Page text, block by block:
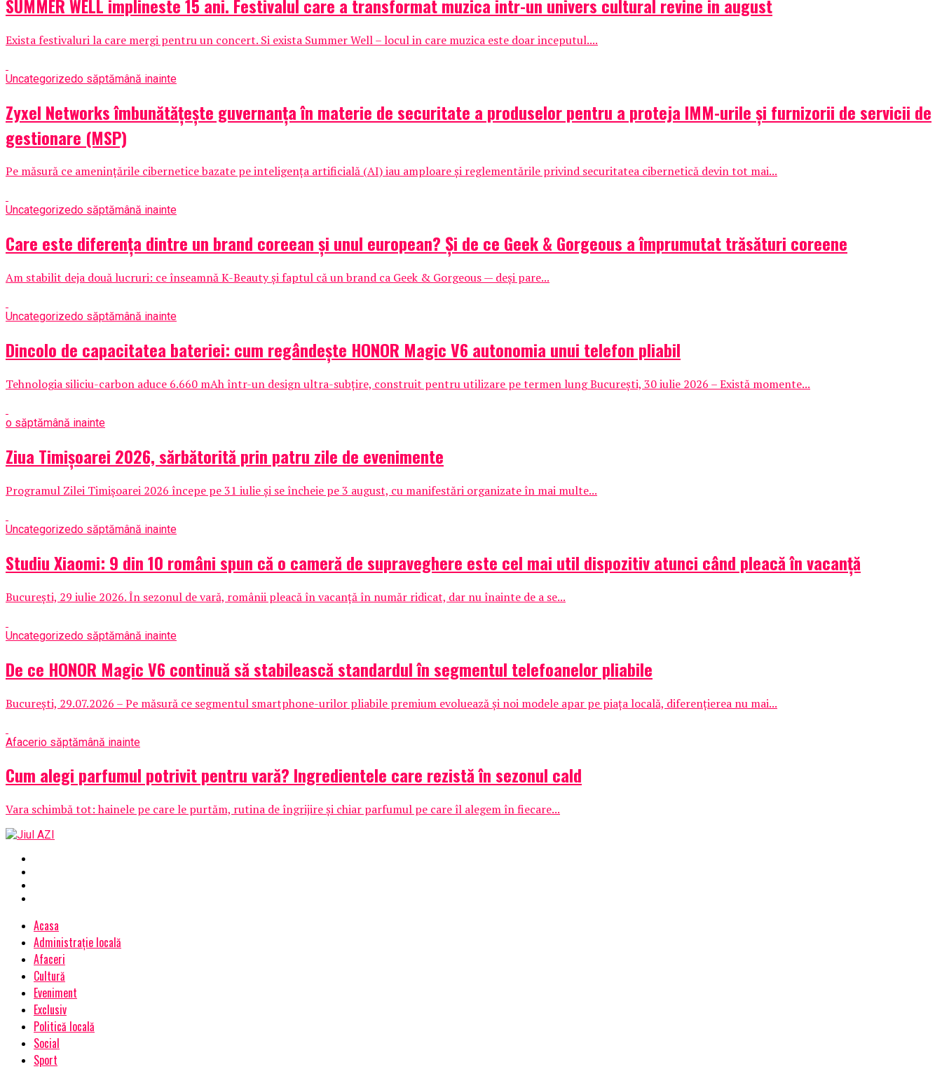
SUMMER WELL implineste 15 ani. Festivalul care a transformat muzica intr-un univers cultural revine in august
Exista festivaluri la care mergi pentru un concert. Si exista Summer Well – locul in care muzica este doar inceputul....
Uncategorizedo săptămână inainte
Zyxel Networks îmbunătățește guvernanța în materie de securitate a produselor pentru a proteja IMM-urile și furnizorii de servicii de
gestionare (MSP)
Pe măsură ce amenințările cibernetice bazate pe inteligența artificială (AI) iau amploare și reglementările privind securitatea cibernetică devin tot mai...
Uncategorizedo săptămână inainte
Care este diferența dintre un brand coreean și unul european? Și de ce Geek & Gorgeous a împrumutat trăsături coreene
Am stabilit deja două lucruri: ce înseamnă K-Beauty și faptul că un brand ca Geek & Gorgeous — deși pare...
Uncategorizedo săptămână inainte
Dincolo de capacitatea bateriei: cum regândește HONOR Magic V6 autonomia unui telefon pliabil
Tehnologia siliciu-carbon aduce 6.660 mAh într-un design ultra-subțire, construit pentru utilizare pe termen lung București, 30 iulie 2026 – Există momente...
o săptămână inainte
Ziua Timișoarei 2026, sărbătorită prin patru zile de evenimente
Programul Zilei Timișoarei 2026 începe pe 31 iulie și se încheie pe 3 august, cu manifestări organizate în mai multe...
Uncategorizedo săptămână inainte
Studiu Xiaomi: 9 din 10 români spun că o cameră de supraveghere este cel mai util dispozitiv atunci când pleacă în vacanță
București, 29 iulie 2026. În sezonul de vară, românii pleacă în vacanță în număr ridicat, dar nu înainte de a se...
Uncategorizedo săptămână inainte
De ce HONOR Magic V6 continuă să stabilească standardul în segmentul telefoanelor pliabile
București, 29.07.2026 – Pe măsură ce segmentul smartphone-urilor pliabile premium evoluează și noi modele apar pe piața locală, diferențierea nu mai...
Afacerio săptămână inainte
Cum alegi parfumul potrivit pentru vară? Ingredientele care rezistă în sezonul cald
Vara schimbă tot: hainele pe care le purtăm, rutina de îngrijire și chiar parfumul pe care îl alegem în fiecare...
Acasa
Administrație locală
Afaceri
Cultură
Eveniment
Exclusiv
Politică locală
Social
Sport